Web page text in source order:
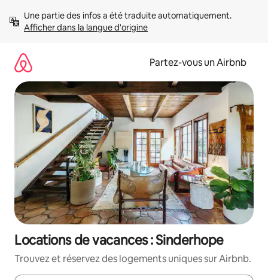
directement
Afficher dans la langue d'origine
Partez-vous un Airbnb
Locations de vacances : Sinderhope
Trouvez et réservez des logements uniques sur Airbnb.